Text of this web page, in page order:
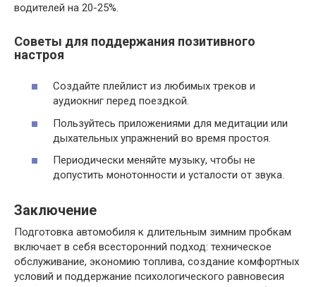
водителей на 20-25%.
Советы для поддержания позитивного
настроя
Создайте плейлист из любимых треков и
аудиокниг перед поездкой.
Пользуйтесь приложениями для медитации или
дыхательных упражнений во время простоя.
Периодически меняйте музыку, чтобы не
допустить монотонности и усталости от звука.
Заключение
Подготовка автомобиля к длительным зимним пробкам
включает в себя всесторонний подход: техническое
обслуживание, экономию топлива, создание комфортных
условий и поддержание психологического равновесия